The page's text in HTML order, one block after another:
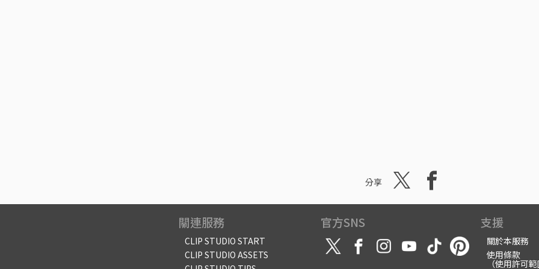
分享
關連服務
CLIP STUDIO START
CLIP STUDIO ASSETS
官方SNS 支援
關於本服務
使用條款
（使用許可